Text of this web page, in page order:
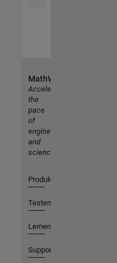
MathWorks
Accelerating
the
pace
of
engineering
and
science
Produkte
Testen oder Kaufen
Lernen
Support